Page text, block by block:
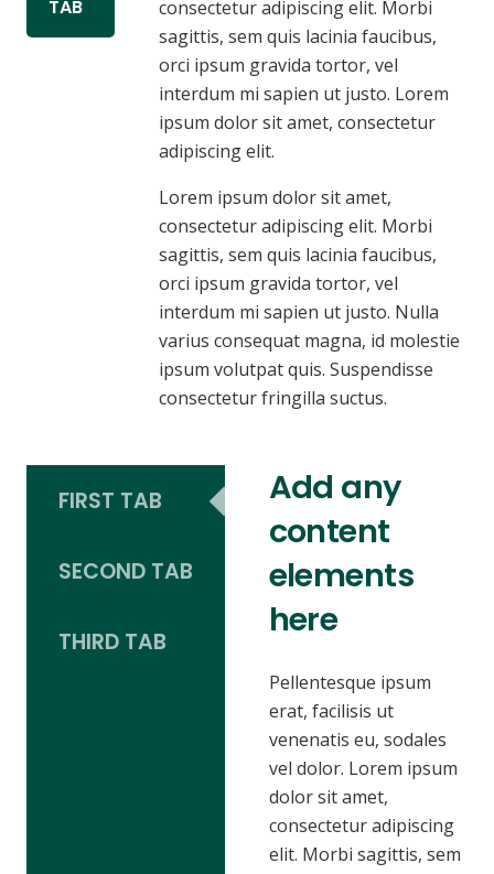
TAB
consectetur adipiscing elit. Morbi
sagittis, sem quis lacinia faucibus,
orci ipsum gravida tortor, vel
interdum mi sapien ut justo. Lorem
ipsum dolor sit amet, consectetur
adipiscing elit.
Lorem ipsum dolor sit amet,
consectetur adipiscing elit. Morbi
sagittis, sem quis lacinia faucibus,
orci ipsum gravida tortor, vel
interdum mi sapien ut justo. Nulla
varius consequat magna, id molestie
ipsum volutpat quis. Suspendisse
consectetur fringilla suctus.
FIRST TAB
SECOND TAB
THIRD TAB
Add any
content
elements
here
Pellentesque ipsum
erat, facilisis ut
venenatis eu, sodales
vel dolor. Lorem ipsum
dolor sit amet,
consectetur adipiscing
elit. Morbi sagittis, sem